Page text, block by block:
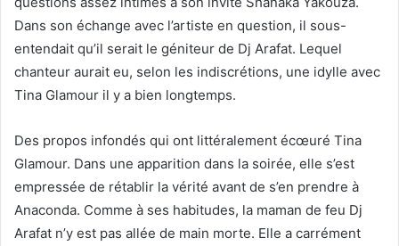
Dans son échange avec l’artiste en question, il sous-
entendait qu’il serait le géniteur de Dj Arafat. Lequel
chanteur aurait eu, selon les indiscrétions, une idylle avec
Tina Glamour il y a bien longtemps.
Des propos infondés qui ont littéralement écœuré Tina
Glamour. Dans une apparition dans la soirée, elle s’est
empressée de rétablir la vérité avant de s’en prendre à
Anaconda. Comme à ses habitudes, la maman de feu Dj
Arafat n’y est pas allée de main morte. Elle a carrément